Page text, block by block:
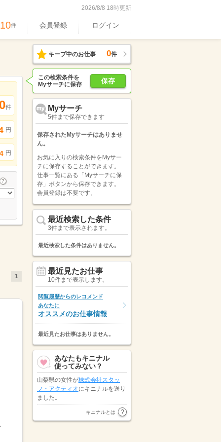
2026/8/8 18時更新
件 会員登録 ログイン
件
円
円
1
：...
キープ中のお仕事 0件
保存
この検索条件を
Myサーチに保存
Myサーチ
5件まで保存できます
保存されたMyサーチはありませ
ん。
お気に入りの検索条件をMyサー
チに保存することができます。
仕事一覧にある「Myサーチに保
存」ボタンから保存できます。
会員登録は不要です。
最近検索した条件
3件まで表示されます。
最近検索した条件はありません。
最近見たお仕事
10件まで表示します。
閲覧履歴からのレコメンド
あなたに
オススメのお仕事情報
最近見たお仕事はありません。
あなたもキニナル
使ってみない？
山梨県の女性が株式会社スタッ
フ・アクティオにキニナルを送り
ました。
株式会社オープン
ループパートナーズにキニナルを
キニナルとは